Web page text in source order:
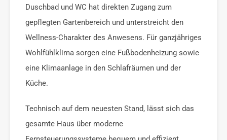
Duschbad und WC hat direkten Zugang zum
gepflegten Gartenbereich und unterstreicht den
Wellness-Charakter des Anwesens. Für ganzjähriges
Wohlfühlklima sorgen eine Fußbodenheizung sowie
eine Klimaanlage in den Schlafräumen und der
Küche.
Technisch auf dem neuesten Stand, lässt sich das
gesamte Haus über moderne